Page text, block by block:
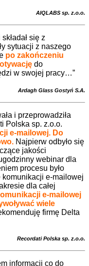
AIQLABS sp. z.o.o.
się z
sytuacji z naszego
po zakończeniu
do
w swojej pracy…”
Ardagh Glass Gostyń S.A.
i przeprowadziła
Polska sp. z.o.o.
e-mailowej. Do
Najpierw odbyło się
jakości
webinar dla
procesu było
e-mailowej
dla całej
e-mailowej
wiele
firmę Delta
Recordati Polska sp. z.o.o.
informacji co do